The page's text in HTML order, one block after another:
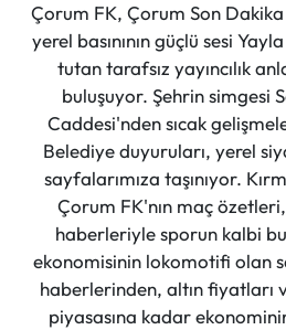
Çorum FK, Çorum Son
yerel basınının güçlü sesi
tutan tarafsız yayıncılık
buluşuyor. Şehrin simgesi
Caddesi'nden sıcak
Belediye duyuruları, yerel
sayfalarımıza taşınıyor.
Çorum FK'nın maç
haberleriyle sporun kalbi
ekonomisinin lokomotifi olan
haberlerinden, altın fiyatları
piyasasına kadar